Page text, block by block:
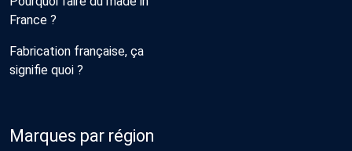
France ?
Fabrication française, ça
signifie quoi ?
Marques par région